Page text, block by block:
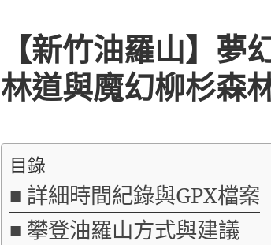
【新竹油羅山】夢
林道與魔幻柳杉森
目錄
詳細時間紀錄與GPX檔案
攀登油羅山方式與建議